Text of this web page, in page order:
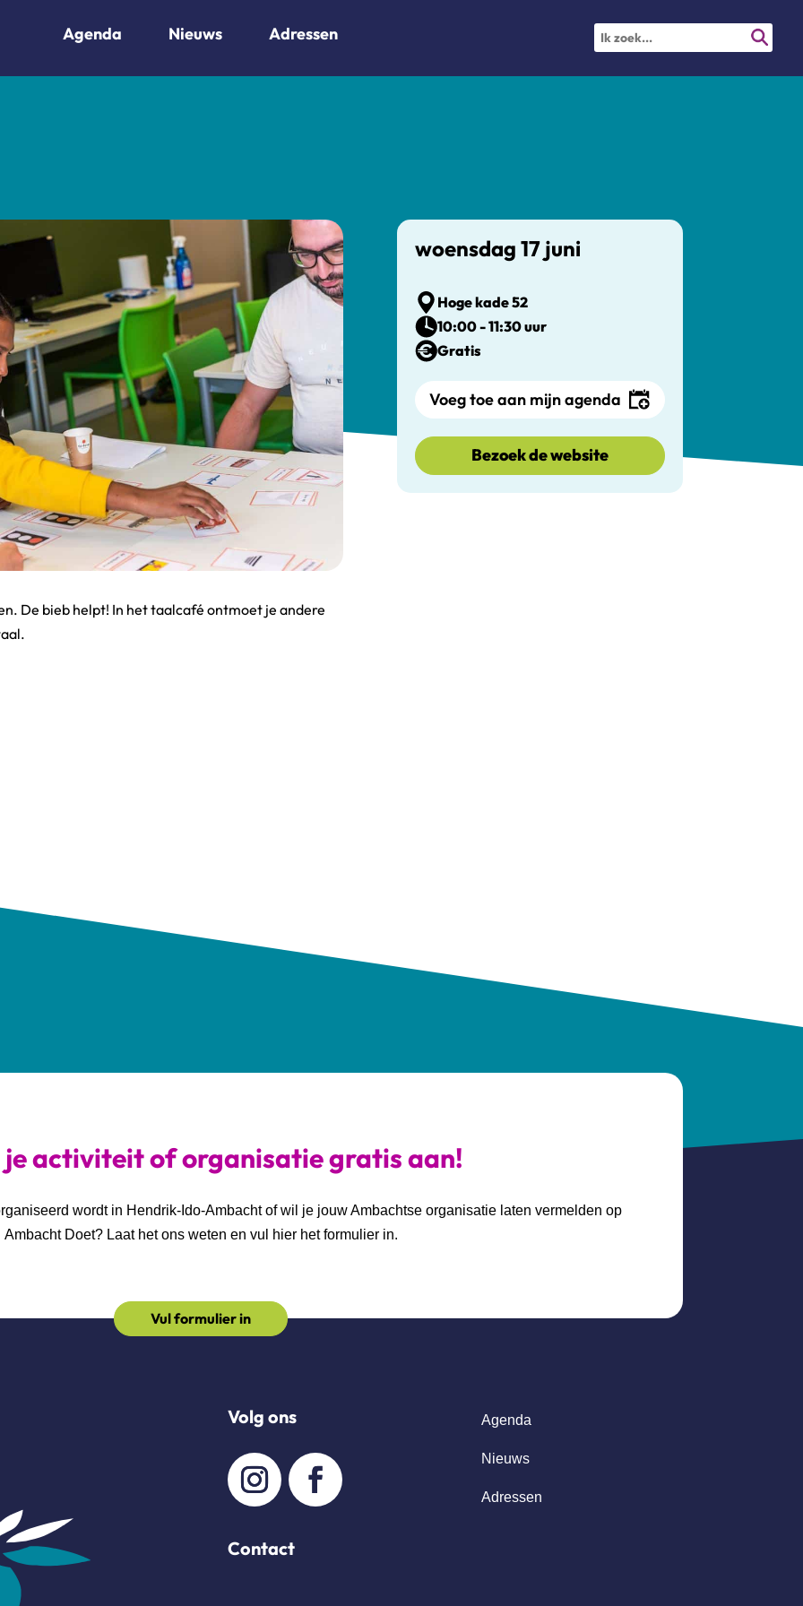
Agenda Nieuws Adressen
De bieb helpt! In het taalcafé ontmoet je andere
woensdag 17 juni
Hoge kade 52
10:00 - 11:30 uur
Gratis
Voeg toe aan mijn agenda
Bezoek de website
je activiteit of organisatie gratis aan!
wordt in Hendrik-Ido-Ambacht of wil je jouw Ambachtse organisatie laten vermelden op
Ambacht Doet? Laat het ons weten en vul hier het formulier in.
Vul formulier in
Volg ons
Contact
Agenda
Nieuws
Adressen